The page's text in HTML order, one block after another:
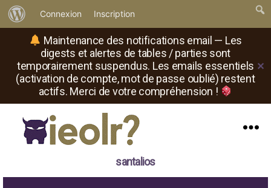
Maintenance des notifications email — Les
digests et alertes de tables / parties sont
temporairement suspendus. Les emails essentiels
(activation de compte, mot de passe oublié) restent
actifs. Merci de votre compréhension !
✕
propos
de
WordPress
Connexion Inscription
où
santalios